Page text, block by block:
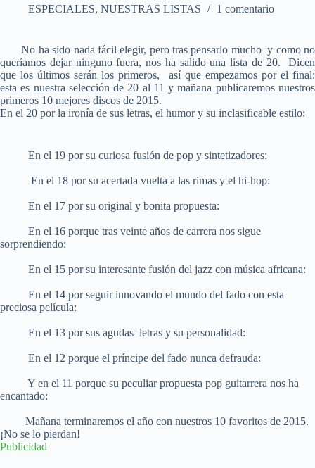
ESPECIALES, NUESTRAS LISTAS 1 comentario
No ha sido nada fácil elegir, pero tras pensarlo mucho y como no
queríamos dejar ninguno fuera, nos ha salido una lista de 20. Dicen
que los últimos serán los primeros, así que empezamos por el final:
esta es nuestra selección de 20 al 11 y mañana publicaremos nuestros
primeros 10 mejores discos de 2015.
En el 20 por la ironía de sus letras, el humor y su inclasificable estilo:
En el 19 por su curiosa fusión de pop y sintetizadores:
En el 18 por su acertada vuelta a las rimas y el hi-hop:
En el 17 por su original y bonita propuesta:
En el 16 porque tras veinte años de carrera nos sigue
sorprendiendo:
En el 15 por su interesante fusión del jazz con música africana:
En el 14 por seguir innovando el mundo del fado con esta
preciosa película:
En el 13 por sus agudas letras y su personalidad:
En el 12 porque el príncipe del fado nunca defrauda:
Y en el 11 porque su peculiar propuesta pop guitarrera nos ha
encantado:
Mañana terminaremos el año con nuestros 10 favoritos de 2015.
¡No se lo pierdan!
Publicidad